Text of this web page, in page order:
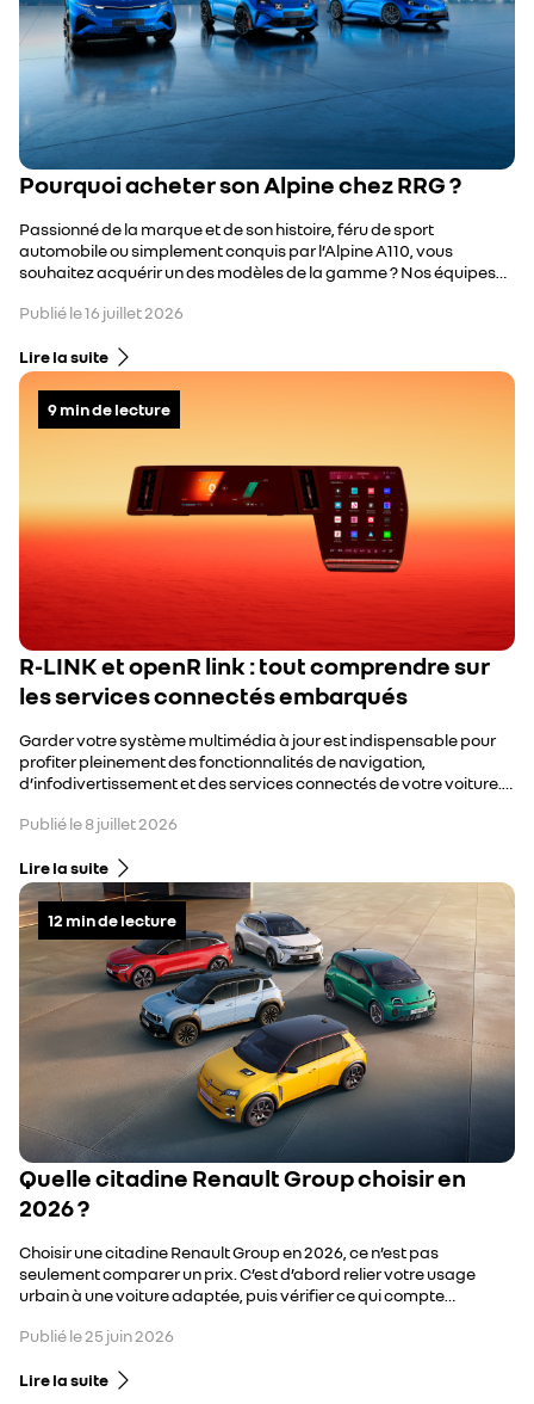
Pourquoi acheter son Alpine chez RRG ?
Passionné de la marque et de son histoire, féru de sport
automobile ou simplement conquis par l’Alpine A110, vous
souhaitez acquérir un des modèles de la gamme ? Nos équipes
concrétiser votre projet d’achat.
Publié le16 juillet 2026
Lire la suite
9min de lecture
R-LINK et openR link : tout comprendre sur
les services connectés embarqués
Garder votre système multimédia à jour est indispensable pour
profiter pleinement des fonctionnalités de navigation,
d’infodivertissement et des services connectés de votre voiture.
mettre à jour automatiquement, pour les modèles récents
et R-LINK 2. Voici comment procéder, étape par étape.
Publié le8 juillet 2026
Lire la suite
12 min de lecture
Quelle citadine Renault Group choisir en
2026 ?
Choisir une citadine Renault Group en 2026, ce n’est pas
seulement comparer un prix. C’est d’abord relier votre usage
urbain à une voiture adaptée, puis vérifier ce qui compte
de technologie embarquée et coût d’usage.
Publié le25 juin 2026
Lire la suite